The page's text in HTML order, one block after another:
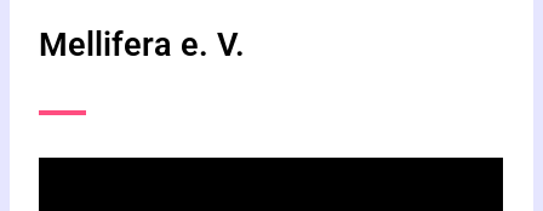
Mellifera e. V.